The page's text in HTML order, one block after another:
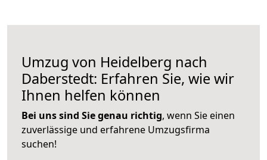
Umzug von Heidelberg nach
Daberstedt: Erfahren Sie, wie wir
Ihnen helfen können
Bei uns sind Sie genau richtig, wenn Sie einen
zuverlässige und erfahrene Umzugsfirma
suchen!